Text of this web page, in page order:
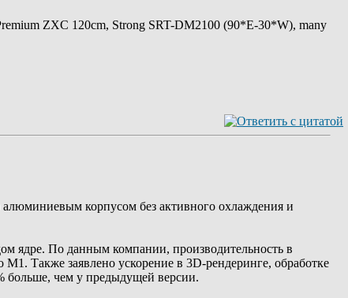
ZXC 120cm, Strong SRT-DM2100 (90*E-30*W), many
корпусом без активного охлаждения и
ядре. По данным компании, производительность в
Также заявлено ускорение в 3D-рендеринге, обработке
больше, чем у предыдущей версии.